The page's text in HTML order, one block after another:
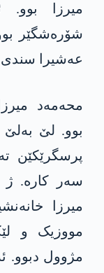
میرزا بوو.
عەشیرا سندی
محه‌مه‌د
پرسگرێکێن
سەر کارە.
میرزا
مووزیک و
مژوول دبوو.